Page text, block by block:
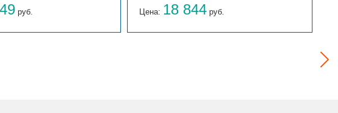
руб. Цена: 18 844 руб.